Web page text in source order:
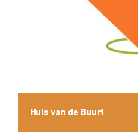
Huis van de Buurt